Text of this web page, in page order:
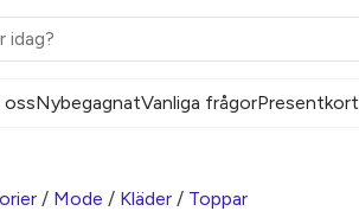
ossNybegagnatVanliga frågorPresentkort
/ Mode / Kläder / Toppar